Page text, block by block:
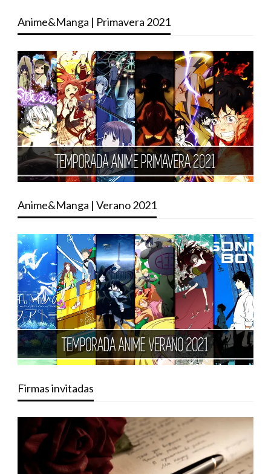
Anime&Manga | Primavera 2021
Anime&Manga | Verano 2021
Firmas invitadas